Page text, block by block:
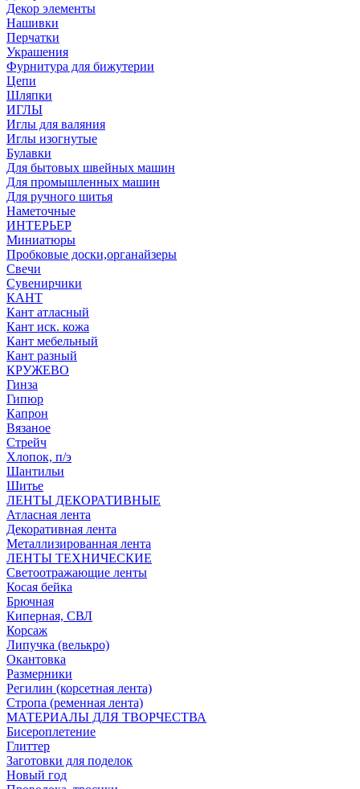
Декор элементы
Нашивки
Перчатки
Украшения
Фурнитура для бижутерии
Цепи
Шляпки
ИГЛЫ
Иглы для валяния
Иглы изогнутые
Булавки
Для бытовых швейных машин
Для промышленных машин
Для ручного шитья
Наметочные
ИНТЕРЬЕР
Миниатюры
Пробковые доски,органайзеры
Свечи
Сувенирчики
КАНТ
Кант атласный
Кант иск. кожа
Кант мебельный
Кант разный
КРУЖЕВО
Гинза
Гипюр
Капрон
Вязаное
Стрейч
Хлопок, п/э
Шантильи
Шитье
ЛЕНТЫ ДЕКОРАТИВНЫЕ
Атласная лента
Декоративная лента
Металлизированная лента
ЛЕНТЫ ТЕХНИЧЕСКИЕ
Светоотражающие ленты
Косая бейка
Брючная
Киперная, СВЛ
Корсаж
Липучка (велькро)
Окантовка
Размерники
Регилин (корсетная лента)
Стропа (ременная лента)
МАТЕРИАЛЫ ДЛЯ ТВОРЧЕСТВА
Бисероплетение
Глиттер
Заготовки для поделок
Новый год